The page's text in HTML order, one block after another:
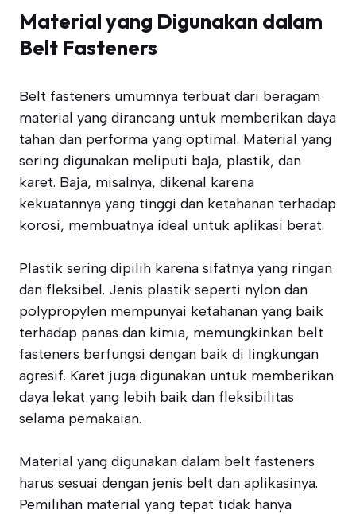
Material yang Digunakan dalam
Belt Fasteners
Belt fasteners umumnya terbuat dari beragam
material yang dirancang untuk memberikan daya
tahan dan performa yang optimal. Material yang
sering digunakan meliputi baja, plastik, dan
karet. Baja, misalnya, dikenal karena
kekuatannya yang tinggi dan ketahanan terhadap
korosi, membuatnya ideal untuk aplikasi berat.
Plastik sering dipilih karena sifatnya yang ringan
dan fleksibel. Jenis plastik seperti nylon dan
polypropylen mempunyai ketahanan yang baik
terhadap panas dan kimia, memungkinkan belt
fasteners berfungsi dengan baik di lingkungan
agresif. Karet juga digunakan untuk memberikan
daya lekat yang lebih baik dan fleksibilitas
selama pemakaian.
Material yang digunakan dalam belt fasteners
harus sesuai dengan jenis belt dan aplikasinya.
Pemilihan material yang tepat tidak hanya